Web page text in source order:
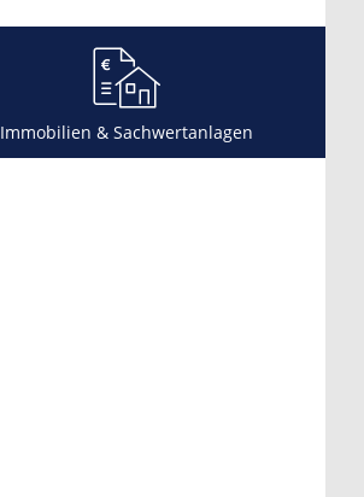
Immobilien & Sachwertanlagen